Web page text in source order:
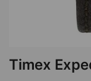
Timex